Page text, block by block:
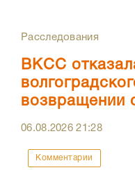
Расследования
ВКСС
возвращении
06.08.202621:28
Комментарии